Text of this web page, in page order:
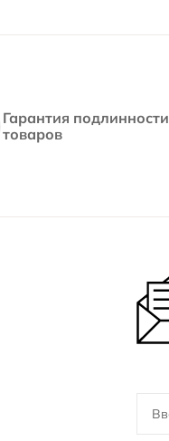
Гарантия подлинности
товаров